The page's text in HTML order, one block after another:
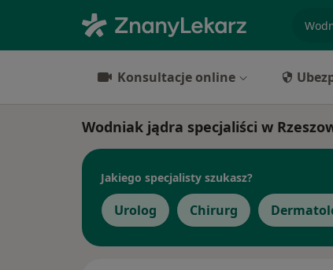
Konsultacje online
Wodniak jądra specjaliści w
Jakiego specjalisty szukasz?
Urolog Chirurg